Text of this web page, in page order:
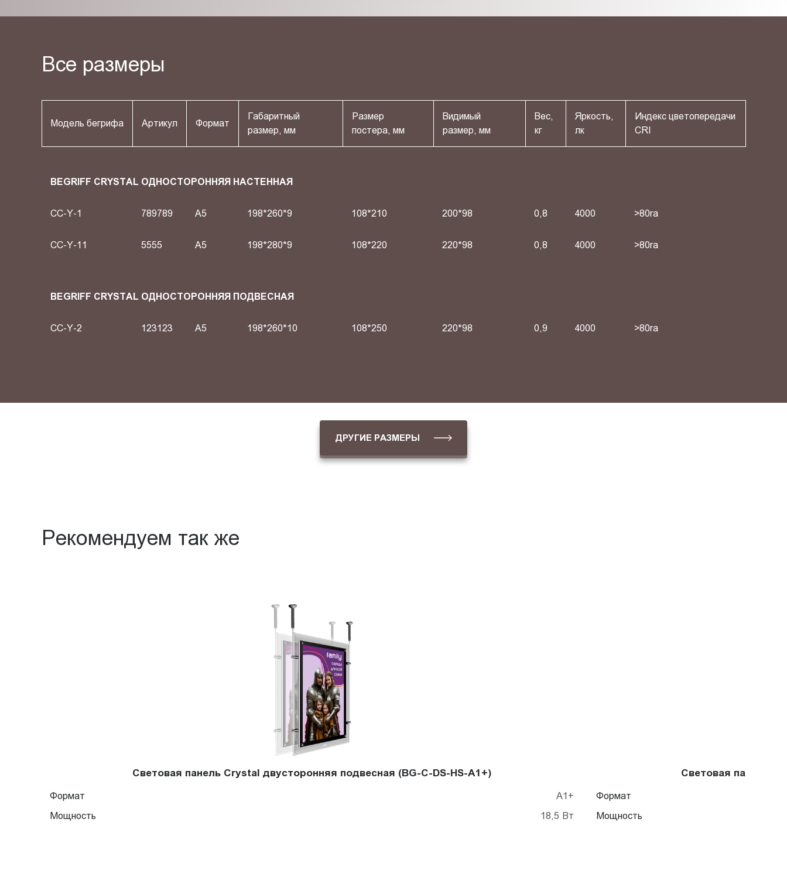
Все размеры
Модель бегрифа Артикул Формат
Габаритный
размер, мм
Размер
постера, мм
Видимый
размер, мм
Вес,
кг
Яркость,
лк
Индекс цветопередачи
СRI
BEGRIFF CRYSTAL ОДНОСТОРОННЯЯ НАСТЕННАЯ
CC-Y-1 789789 A5 198*260*9 108*210 200*98 0,8 4000 >80ra
CC-Y-11 5555 A5 198*280*9 108*220 220*98 0,8 4000 >80ra
BEGRIFF CRYSTAL ОДНОСТОРОННЯЯ ПОДВЕСНАЯ
CC-Y-2 123123 A5 198*260*10 108*250 220*98 0,9 4000 >80ra
ДРУГИЕ РАЗМЕРЫ
Рекомендуем так же
Световая панель Crystal двусторонняя подвесная (BG-C-DS-HS-A1+)
Формат
A1+
Мощность
18,5 Вт
Световая панель
Формат
Мощность